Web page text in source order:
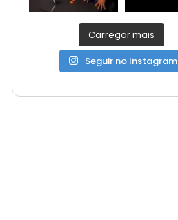
Carregar mais
Seguir no Instagram